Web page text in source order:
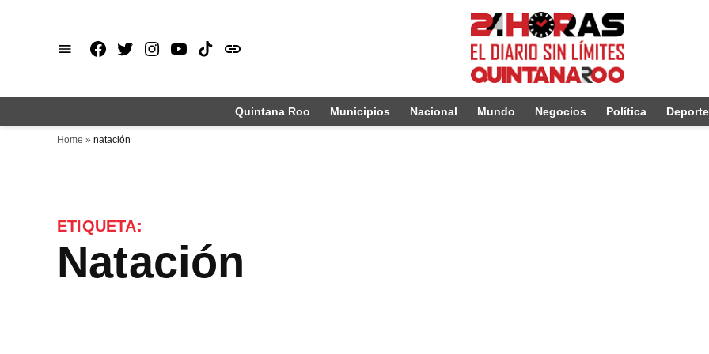
Facebook
X Instagram
Youtube
TikTok
issuu
Quintana Roo Municipios Nacional Mundo Negocios Política
Home » natación
ETIQUETA:
natación